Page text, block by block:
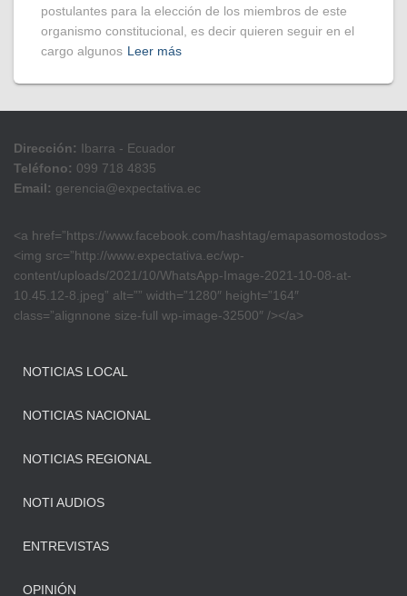
postulantes para la elección de los miembros de este
organismo constitucional, es decir quieren seguir en el
cargo algunos Leer más
Dirección: Ibarra - Ecuador
Teléfono: 099 718 4835
Email: gerencia@expectativa.ec
<a href=”https://www.facebook.com/hashtag/emapasomostodos>
<img src=”http://www.expectativa.ec/wp-
content/uploads/2021/10/WhatsApp-Image-2021-10-08-at-
10.45.12-8.jpeg” alt=”” width=”1280″ height=”164″
class=”alignnone size-full wp-image-32500″ /></a>
NOTICIAS LOCAL
NOTICIAS NACIONAL
NOTICIAS REGIONAL
NOTI AUDIOS
ENTREVISTAS
OPINIÓN